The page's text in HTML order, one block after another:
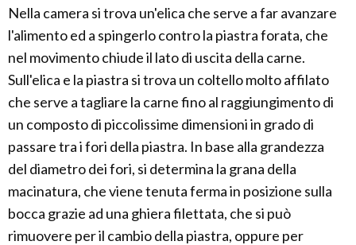
Nella camera si trova un'elica che serve a far avanzare
l'alimento ed a spingerlo contro la piastra forata, che
nel movimento chiude il lato di uscita della carne.
Sull'elica e la piastra si trova un coltello molto affilato
che serve a tagliare la carne fino al raggiungimento di
un composto di piccolissime dimensioni in grado di
passare tra i fori della piastra. In base alla grandezza
del diametro dei fori, si determina la grana della
macinatura, che viene tenuta ferma in posizione sulla
bocca grazie ad una ghiera filettata, che si può
rimuovere per il cambio della piastra, oppure per